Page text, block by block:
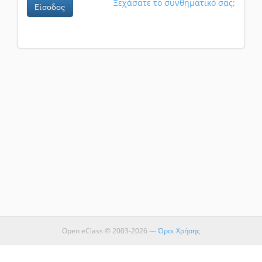
Είσοδος Ξεχάσατε το συνθηματικό σας;
Open eClass © 2003-2026 —Όροι Χρήσης